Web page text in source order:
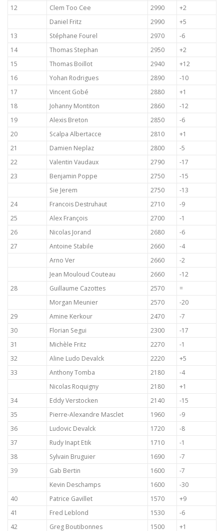
12
Clem Too Cee 2990
+2
Daniel Fritz
2990
+5
13
Stéphane Fourel 2970
-6
14
Thomas Stephan 2950
+2
15
Thomas Boillot 2940
+12
16
Yohan Rodrigues 2890
-10
17
Vincent Gobé 2880
+1
18
Johanny Montiton 2860
-12
19
Alexis Breton 2850
-6
20
Scalpa Albertacce 2810
+1
21
Damien Neplaz 2800
-5
22
Valentin Vaudaux 2790
-17
23
Benjamin Poppe 2750
-15
Sie Jerem
2750
-13
24
Francois Destruhaut 2710
-9
25
Alex François 2700
-1
26
Nicolas Jorand 2680
-6
27
Antoine Stabile 2660
-4
Arno Ver
2660
-2
Jean Mouloud Couteau
2660
-12
28
Guillaume Cazottes 2570
=
Morgan Meunier
2570
-20
29
Amine Kerkour 2470
-7
30
Florian Segui 2300
-17
31
Michèle Fritz 2270
-1
32
Aline Ludo Devalck 2220
+5
33
Anthony Tomba 2180
-4
Nicolas Roquigny
2180
+1
34
Eddy Verstocken 2140
-15
35
Pierre-Alexandre Masclet 1960
-9
36
Ludovic Devalck 1720
-8
37
Rudy Inapt Etik 1710
-1
38
Sylvain Bruguier 1690
-7
39
Gab Bertin 1600
-7
Kevin Deschamps
1600
-30
40
Patrice Gavillet 1570
+9
41
Fred Leblond 1530
-6
42
Greg Boutibonnes 1500 +1